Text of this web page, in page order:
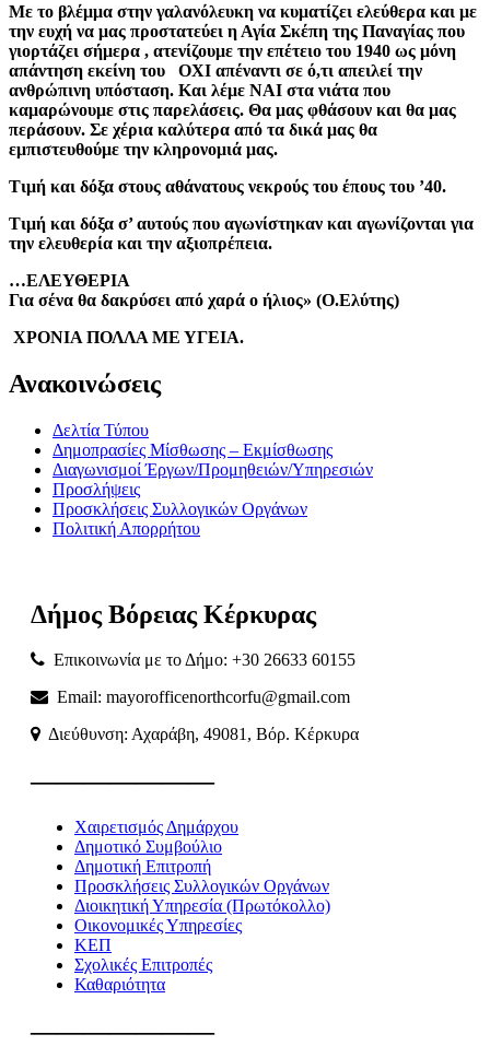
Με το βλέμμα στην γαλανόλευκη να κυματίζει ελεύθερα και με
την ευχή να μας προστατεύει η Αγία Σκέπη της Παναγίας που
γιορτάζει σήμερα , ατενίζουμε την επέτειο του 1940 ως μόνη
απάντηση εκείνη του ΟΧΙ απέναντι σε ό,τι απειλεί την
ανθρώπινη υπόσταση. Και λέμε ΝΑΙ στα νιάτα που
καμαρώνουμε στις παρελάσεις. Θα μας φθάσουν και θα μας
περάσουν. Σε χέρια καλύτερα από τα δικά μας θα
εμπιστευθούμε την κληρονομιά μας.
Τιμή και δόξα στους αθάνατους νεκρούς του έπους του ’40.
Τιμή και δόξα σ’ αυτούς που αγωνίστηκαν και αγωνίζονται για
την ελευθερία και την αξιοπρέπεια.
…ΕΛΕΥΘΕΡΙΑ
Για σένα θα δακρύσει από χαρά ο ήλιος» (Ο.Ελύτης)
ΧΡΟΝΙΑ ΠΟΛΛΑ ΜΕ ΥΓΕΙΑ.
Ανακοινώσεις
Δελτία Τύπου
Δημοπρασίες Μίσθωσης – Εκμίσθωσης
Διαγωνισμοί Έργων/Προμηθειών/Υπηρεσιών
Προσλήψεις
Προσκλήσεις Συλλογικών Οργάνων
Πολιτική Απορρήτου
Δήμος Βόρειας Κέρκυρας
Επικοινωνία με το Δήμο: +30 26633 60155
Email: mayorofficenorthcorfu@gmail.com
Διεύθυνση: Αχαράβη, 49081, Βόρ. Κέρκυρα
———————
Χαιρετισμός Δημάρχου
Δημοτικό Συμβούλιο
Δημοτική Επιτροπή
Προσκλήσεις Συλλογικών Οργάνων
Διοικητική Υπηρεσία (Πρωτόκολλο)
Οικονομικές Υπηρεσίες
ΚΕΠ
Σχολικές Επιτροπές
Καθαριότητα
———————